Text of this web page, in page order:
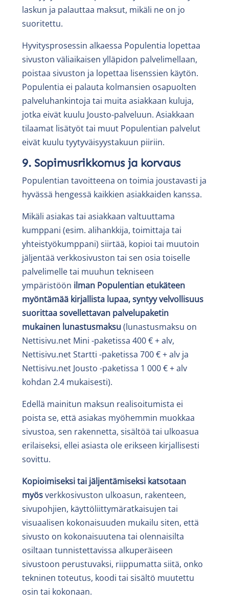
laskun ja palauttaa maksut, mikäli ne on jo
suoritettu.
Hyvitysprosessin alkaessa Populentia lopettaa
sivuston väliaikaisen ylläpidon palvelimellaan,
poistaa sivuston ja lopettaa lisenssien käytön.
Populentia ei palauta kolmansien osapuolten
palveluhankintoja tai muita asiakkaan kuluja,
jotka eivät kuulu Jousto-palveluun. Asiakkaan
tilaamat lisätyöt tai muut Populentian palvelut
eivät kuulu tyytyväisyystakuun piiriin.
9. Sopimusrikkomus ja korvaus
Populentian tavoitteena on toimia joustavasti ja
hyvässä hengessä kaikkien asiakkaiden kanssa.
Mikäli asiakas tai asiakkaan valtuuttama
kumppani (esim. alihankkija, toimittaja tai
yhteistyökumppani) siirtää, kopioi tai muutoin
jäljentää verkkosivuston tai sen osia toiselle
palvelimelle tai muuhun tekniseen
ympäristöön ilman Populentian etukäteen
myöntämää kirjallista lupaa, syntyy velvollisuus
suorittaa sovellettavan palvelupaketin
mukainen lunastusmaksu (lunastusmaksu on
Nettisivu.net Mini -paketissa 400 € + alv,
Nettisivu.net Startti -paketissa 700 € + alv ja
Nettisivu.net Jousto -paketissa 1 000 € + alv
kohdan 2.4 mukaisesti).
Edellä mainitun maksun realisoitumista ei
poista se, että asiakas myöhemmin muokkaa
sivustoa, sen rakennetta, sisältöä tai ulkoasua
erilaiseksi, ellei asiasta ole erikseen kirjallisesti
sovittu.
Kopioimiseksi tai jäljentämiseksi katsotaan
myösverkkosivuston ulkoasun, rakenteen,
sivupohjien, käyttöliittymäratkaisujen tai
visuaalisen kokonaisuuden mukailu siten, että
sivusto on kokonaisuutena tai olennaisilta
osiltaan tunnistettavissa alkuperäiseen
sivustoon perustuvaksi, riippumatta siitä, onko
tekninen toteutus, koodi tai sisältö muutettu
osin tai kokonaan.